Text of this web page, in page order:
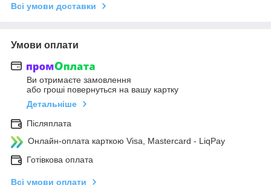
Всі умови доставки
Умови оплати
Ви отримаєте замовлення
або гроші повернуться на вашу картку
Детальніше
Післяплата
Онлайн-оплата карткою Visa, Mastercard - LiqPay
Готівкова оплата
Всі умови оплати